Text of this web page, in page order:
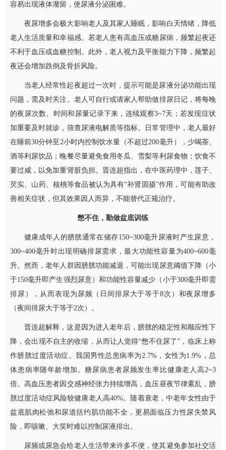
容易出现液体潴留，使尿液分泌困难。
夜尿增多会极大影响老人及其家人睡眠，影响白天情绪，降低
老人生活质量和幸福感。若老人患有高血压或糖尿病，频繁起夜还
不利于血压或血糖控制。此外，老人视力及平衡能力下降，频繁起
夜还会增加跌倒及骨折风险。
当老人经常性起夜超过一次时，提示可能是尿液分泌功能出现
问题，需及时关注。老人可自行或请家人帮助做排尿日记，将每晚
的夜尿次数、时间和尿量记录下来，连续观察3~7天；若发现症状
加重要及时就诊，筛查尿液电解质等指标。日常管理中，老人最好
在睡前30分钟至2小时内控制饮水量（不超过200毫升），少喝茶、
酒等利尿饮品；晚餐尽量避免食用冬瓜、雪梨等利尿食物；饮食不
要过咸，以免加重肾脏负担。 晋连超指出，在中医药理中，莲子、
芡实、山药、核桃等食品被认为具有“补肾固摄”作用，可能有助改
善相关症状，但其效果因人而异，不能替代正规治疗。
憋不住，勤做盆底训练
健康成年人的膀胱通常在储存150~300毫升尿液时产生尿意，
300~400毫升时出现明确排尿需求，最大功能性容量为400~600毫
升。然而，老年人群因膀胱功能减退，可能出现尿意阈值下降（小
于150毫升即产生强烈尿意）和功能性容量减少（小于300毫升即需
排尿），从而表现为尿频（日间排尿大于等于8次）和夜尿增多
（夜间排尿大于等于2次）。
晋连超解释，这是因为进入老年后，膀胱的稳定性和顺应性下
降，会出现不自主的收缩，从而让人觉得“憋不住尿了”，临床上称
作膀胱过度活动症。我国男性总患病率为2.7%，女性为1.9%，总
体患病率随年龄增加。糖尿病患者尿频发生率比健康老人高2~3
倍。高血压患者因交感神经张力持续增高，血压昼夜节律紊乱，膀
胱过度活动症风险较健康老人高40%。随着衰老，中老年女性由于
盆底肌肉松弛和尿道括约肌功能不全，更易面临压力性尿失禁风
险，即咳嗽、大笑时难以控制尿液排出。
尿频或尿急会给老人生活带来许多不便，使其避免参加社交活